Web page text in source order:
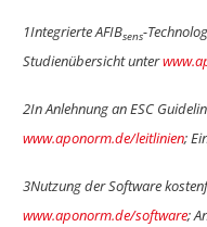
1Integrierte AFIBsens-
Studienübersicht unter
2In Anlehnung an ESC
www.aponorm.de/leitlinien;
3Nutzung der Software
www.aponorm.de/software;